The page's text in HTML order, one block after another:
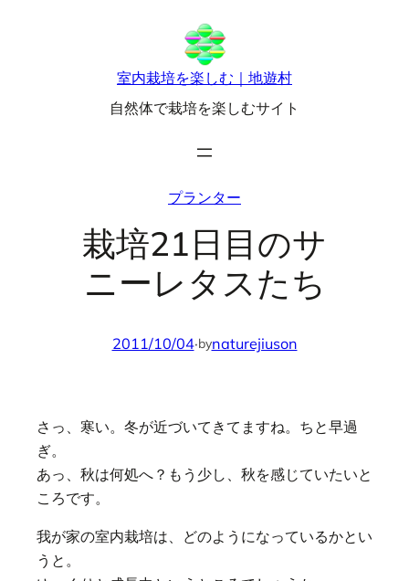
室内栽培を楽しむ｜地遊村
自然体で栽培を楽しむサイト
プランター
栽培21日目のサ
ニーレタスたち
2011/10/04·bynaturejiuson
さっ、寒い。冬が近づいてきてますね。ちと早過
ぎ。
あっ、 秋は何処へ？もう少し、秋を感じていたいと
ころです。
我が家の室内栽培は、どのようになっているかとい
うと。